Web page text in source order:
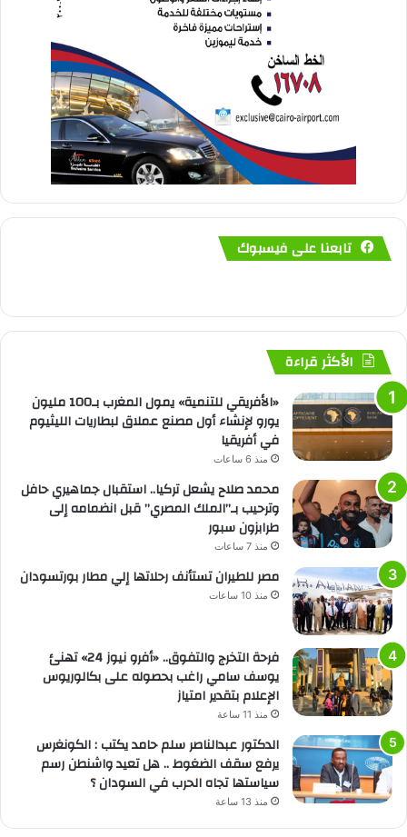
تابعنا على فيسبوك
الأكثر قراءة
«الأفريقي للتنمية» يمول المغرب بـ100 مليون
يورو لإنشاء أول مصنع عملاق لبطاريات الليثيوم
في أفريقيا
منذ 6 ساعات
محمد صلاح يشعل تركيا.. استقبال جماهيري حافل
وترحيب بـ”الملك المصري” قبل انضمامه إلى
طرابزون سبور
منذ 7 ساعات
مصر للطيران تستأنف رحلاتها إلي مطار بورتسودان
منذ 10 ساعات
فرحة التخرج والتفوق.. «أفرو نيوز 24» تهنئ
يوسف سامي راغب بحصوله على بكالوريوس
الإعلام بتقدير امتياز
منذ 11 ساعة
الدكتور عبدالناصر سلم حامد يكتب : الكونغرس
يرفع سقف الضغوط .. هل تعيد واشنطن رسم
سياستها تجاه الحرب في السودان ؟
منذ 13 ساعة